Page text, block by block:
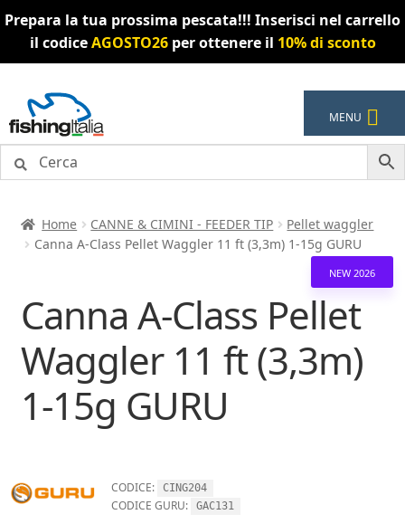
Prepara la tua prossima pescata!!! Inserisci nel carrello
il codiceAGOSTO26per ottenere il 10% di sconto
alla
navigazione
al
contenuto
MENU
Home CANNE & CIMINI - FEEDER TIP
Pellet waggler
Canna A-Class Pellet Waggler 11 ft (3,3m) 1-15g GURU
NEW 2026
Canna A-Class Pellet
Waggler 11 ft (3,3m)
1-15g GURU
CODICE: CING204
CODICE GURU: GAC131